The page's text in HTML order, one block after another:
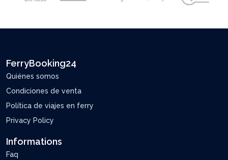
FerryBooking24
Quiénes somos
Condiciones de venta
Política de viajes en ferry
Privacy Policy
Informations
Faq